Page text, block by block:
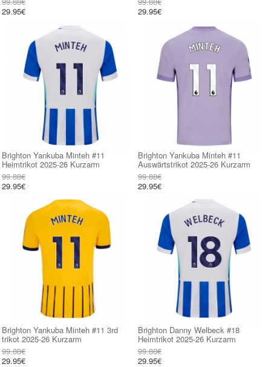
29.95€
29.95€
Brighton Yankuba Minteh #11
Heimtrikot 2025-26 Kurzarm
99.88€
29.95€
Brighton Yankuba Minteh #11
Auswärtstrikot 2025-26 Kurzarm
99.88€
29.95€
Brighton Yankuba Minteh #11 3rd
trikot 2025-26 Kurzarm
99.88€
29.95€
Brighton Danny Welbeck #18
Heimtrikot 2025-26 Kurzarm
99.88€
29.95€